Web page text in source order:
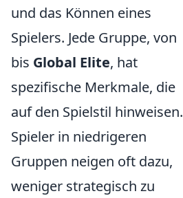
und das Können eines
Spielers. Jede Gruppe, von
bis Global Elite, hat
spezifische Merkmale, die
auf den Spielstil hinweisen.
Spieler in niedrigeren
Gruppen neigen oft dazu,
weniger strategisch zu